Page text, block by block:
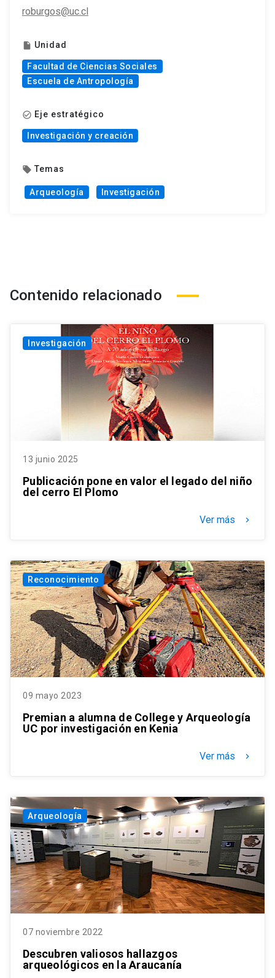
roburgos@uc.cl
insert_drive_file Unidad
Facultad de Ciencias Sociales
Escuela de Antropología
check_circle_outline Eje estratégico
Investigación y creación
local_offer Temas
Arqueología Investigación
Contenido relacionado
Investigación
13 junio 2025
Publicación pone en valor el legado del niño
del cerro El Plomo
Ver más keyboard_arrow_right
Reconocimiento
09 mayo 2023
Premian a alumna de College y Arqueología
UC por investigación en Kenia
Ver más keyboard_arrow_right
Arqueología
07 noviembre 2022
Descubren valiosos hallazgos
arqueológicos en la Araucanía